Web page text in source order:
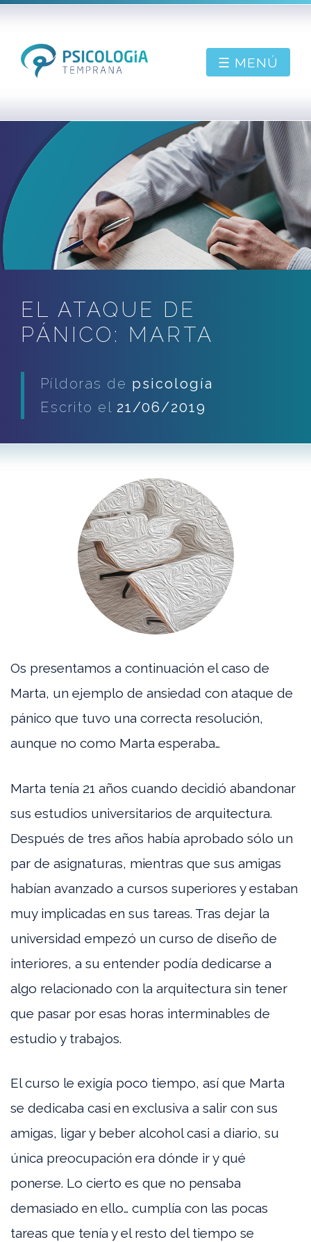
☰ MENÚ
PIDE CONSULTA
BIENVENIDO
SOBRE MÍ
CONTACTAR
BLOG
EL ATAQUE DE
PÁNICO: MARTA
Píldoras de psicología
Escrito el 21/06/2019
Os presentamos a continuación el caso de
Marta, un ejemplo de ansiedad con ataque de
pánico que tuvo una correcta resolución,
aunque no como Marta esperaba…
Marta tenía 21 años cuando decidió abandonar
sus estudios universitarios de arquitectura.
Después de tres años había aprobado sólo un
par de asignaturas, mientras que sus amigas
habían avanzado a cursos superiores y estaban
muy implicadas en sus tareas. Tras dejar la
universidad empezó un curso de diseño de
interiores, a su entender podía dedicarse a
algo relacionado con la arquitectura sin tener
que pasar por esas horas interminables de
estudio y trabajos.
El curso le exigía poco tiempo, así que Marta
se dedicaba casi en exclusiva a salir con sus
amigas, ligar y beber alcohol casi a diario, su
única preocupación era dónde ir y qué
ponerse. Lo cierto es que no pensaba
demasiado en ello… cumplía con las pocas
tareas que tenía y el resto del tiempo se